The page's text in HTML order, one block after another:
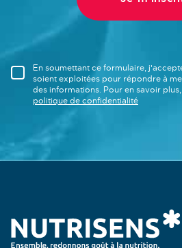
En soumettant ce formulaire,
soient exploitées pour répondre à
des informations. Pour en savoir
politique de confidentialité